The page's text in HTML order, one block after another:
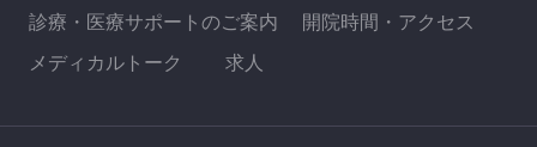
診療・医療サポートのご案内
開院時間・アクセス
メディカルトーク
求人